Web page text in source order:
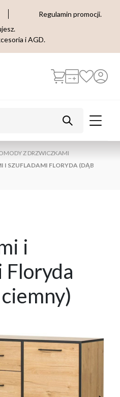
Regulamin promocji.
i AGD.
Z DRZWICZKAMI
I SZUFLADAMI FLORYDA (DĄB
i
Floryda